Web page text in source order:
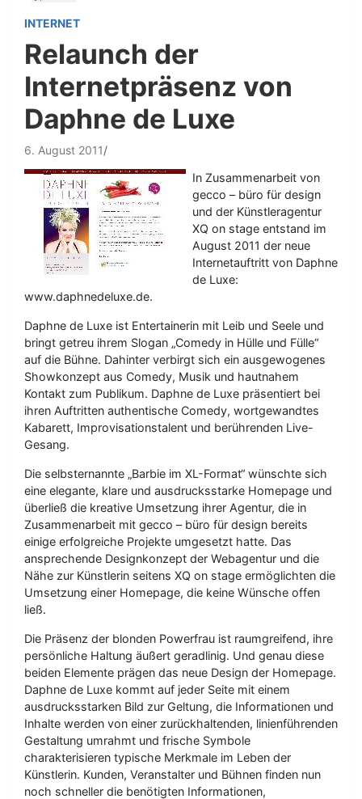
INTERNET
Relaunch der
Internetpräsenz von
Daphne de Luxe
6. August 2011
In Zusammenarbeit von
gecco – büro für design
und der Künstleragentur
XQ on stage entstand im
August 2011 der neue
Internetauftritt von Daphne
de Luxe:
www.daphnedeluxe.de.
Daphne de Luxe ist Entertainerin mit Leib und Seele und
bringt getreu ihrem Slogan „Comedy in Hülle und Fülle“
auf die Bühne. Dahinter verbirgt sich ein ausgewogenes
Showkonzept aus Comedy, Musik und hautnahem
Kontakt zum Publikum. Daphne de Luxe präsentiert bei
ihren Auftritten authentische Comedy, wortgewandtes
Kabarett, Improvisationstalent und berührenden Live-
Gesang.
Die selbsternannte „Barbie im XL-Format“ wünschte sich
eine elegante, klare und ausdrucksstarke Homepage und
überließ die kreative Umsetzung ihrer Agentur, die in
Zusammenarbeit mit gecco – büro für design bereits
einige erfolgreiche Projekte umgesetzt hatte. Das
ansprechende Designkonzept der Webagentur und die
Nähe zur Künstlerin seitens XQ on stage ermöglichten die
Umsetzung einer Homepage, die keine Wünsche offen
ließ.
Die Präsenz der blonden Powerfrau ist raumgreifend, ihre
persönliche Haltung äußert geradlinig. Und genau diese
beiden Elemente prägen das neue Design der Homepage.
Daphne de Luxe kommt auf jeder Seite mit einem
ausdrucksstarken Bild zur Geltung, die Informationen und
Inhalte werden von einer zurückhaltenden, linienführenden
Gestaltung umrahmt und frische Symbole
charakterisieren typische Merkmale im Leben der
Künstlerin. Kunden, Veranstalter und Bühnen finden nun
noch schneller die benötigten Informationen,